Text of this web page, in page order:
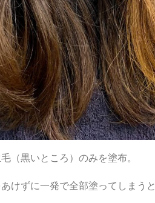
（黒いところ）のみを塗布。
けずに一発で全部塗ってしまうと